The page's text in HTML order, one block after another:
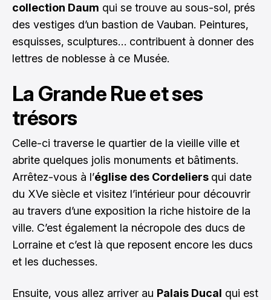
collection Daum qui se trouve au sous-sol, prés
des vestiges d’un bastion de Vauban. Peintures,
esquisses, sculptures… contribuent à donner des
lettres de noblesse à ce Musée.
La Grande Rue et ses
trésors
Celle-ci traverse le quartier de la vieille ville et
abrite quelques jolis monuments et bâtiments.
Arrêtez-vous à l’église des Cordeliers qui date
du XVe siècle et visitez l’intérieur pour découvrir
au travers d’une exposition la riche histoire de la
ville. C’est également la nécropole des ducs de
Lorraine et c’est là que reposent encore les ducs
et les duchesses.
Ensuite, vous allez arriver au Palais Ducal qui est